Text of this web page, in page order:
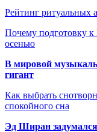
Рейтинг ритуальных
Почему подготовку
осенью
В мировой
гигант
Как выбрать
спокойного сна
Эд Ширан задумался